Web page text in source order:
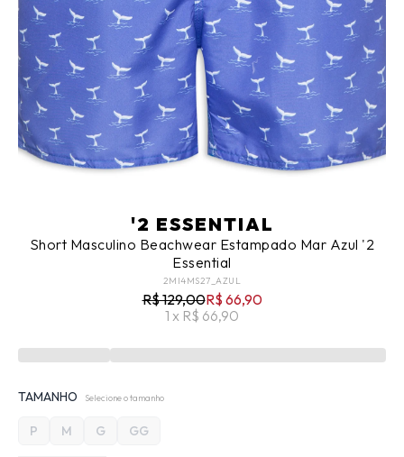
'2 ESSENTIAL
Short Masculino Beachwear Estampado Mar Azul '2
Essential
2MI4MS27_AZUL
R$ 129,00R$ 66,90
1 x R$ 66,90
TAMANHO Selecione o tamanho
P M G GG